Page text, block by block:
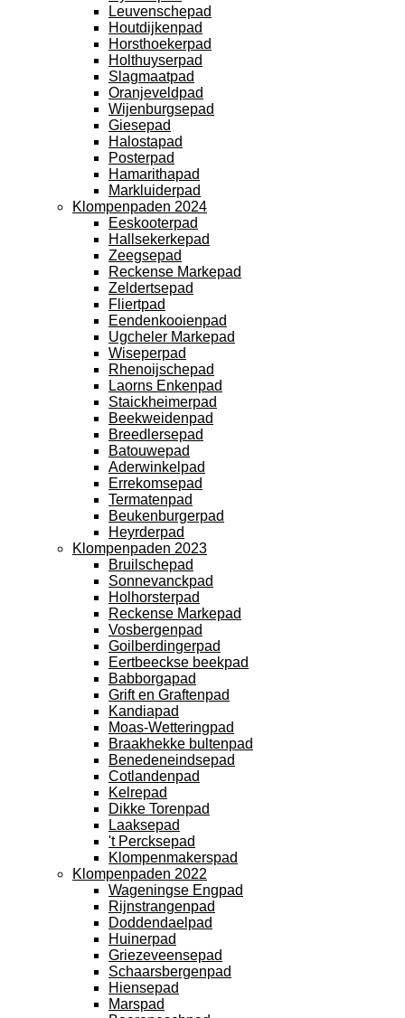
Leuvenschepad
Houtdijkenpad
Horsthoekerpad
Holthuyserpad
Slagmaatpad
Oranjeveldpad
Wijenburgsepad
Giesepad
Halostapad
Posterpad
Hamarithapad
Markluiderpad
Klompenpaden 2024
Eeskooterpad
Hallsekerkepad
Zeegsepad
Reckense Markepad
Zeldertsepad
Fliertpad
Eendenkooienpad
Ugcheler Markepad
Wiseperpad
Rhenoijschepad
Laorns Enkenpad
Staickheimerpad
Beekweidenpad
Breedlersepad
Batouwepad
Aderwinkelpad
Errekomsepad
Termatenpad
Beukenburgerpad
Heyrderpad
Klompenpaden 2023
Bruilschepad
Sonnevanckpad
Holhorsterpad
Reckense Markepad
Vosbergenpad
Goilberdingerpad
Eertbeeckse beekpad
Babborgapad
Grift en Graftenpad
Kandiapad
Moas-Wetteringpad
Braakhekke bultenpad
Benedeneindsepad
Cotlandenpad
Kelrepad
Dikke Torenpad
Laaksepad
't Percksepad
Klompenmakerspad
Klompenpaden 2022
Wageningse Engpad
Rijnstrangenpad
Doddendaelpad
Huinerpad
Griezeveensepad
Schaarsbergenpad
Hiensepad
Marspad